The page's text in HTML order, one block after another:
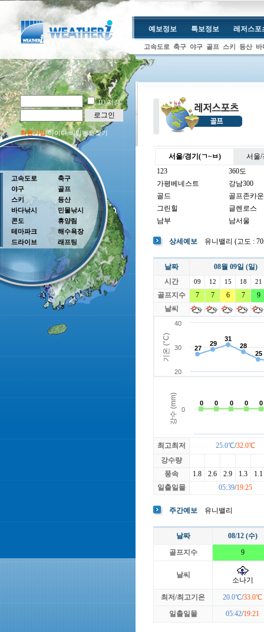
ID 저장
로그인
회원가입아이디/비밀번호찾기
예보정보 특보정보 레저스포
고속도로 축구 야구 골프 스키 등산 바
고속도로
야구
스키
바다낚시
콘도
테마파크
드라이브
축구
골프
등산
민물낚시
휴양림
해수욕장
래프팅
서울/경기(ㄱ~ㅂ)
서울/
123
360도
가평베네스트
강남300
골드
골프존카
그린힐
글렌로스
남부
남서울
뉴코리아
더반
더크로스비
더헤븐
라싸
락가든
로제비앙
루트52
마에스트로
마이다스
베뉴지
베르힐영종
블랙스톤GC이천
빅토리아
상세예보 유니밸리 (고도 :
날짜
08월 09일 (일)
시간
09 12 15 18 21
골프지수 7 7 6 7
9
날씨
최고최저 25.0℃/32.0℃
강수량
풍속
1.8 2.6 2.9 1.3
1.1
일출일몰
05:39/19:25
주간예보 유니밸리
날짜
08/12 (수)
골프지수
9
날씨
소나기
최저/최고기온 20.0℃/33.0℃
일출일몰
05:42/19:21